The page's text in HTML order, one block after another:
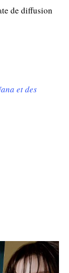
de diffusion
et des